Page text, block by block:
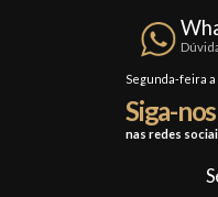
Trocas e Devoluções
Formas de Pagamento
Segunda-feira a
Siga-nos
nas redes